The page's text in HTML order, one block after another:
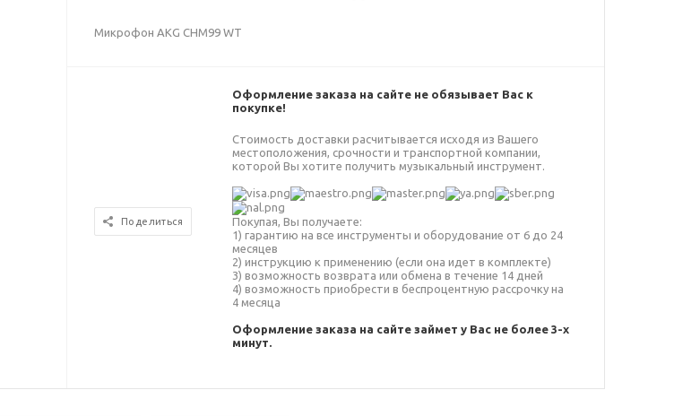
Микрофон AKG CHM99 WT
Поделиться
Оформление заказа на сайте не обязывает Вас к
покупке!
Стоимость доставки расчитывается исходя из Вашего
местоположения, срочности и транспортной компании,
которой Вы хотите получить музыкальный инструмент.
Покупая, Вы получаете:
1) гарантию на все инструменты и оборудование от 6 до 24
месяцев
2) инструкцию к применению (если она идет в комплекте)
3) возможность возврата или обмена в течение 14 дней
4) возможность приобрести в беспроцентную рассрочку на
4 месяца
Оформление заказа на сайте займет у Вас не более 3-х
минут.